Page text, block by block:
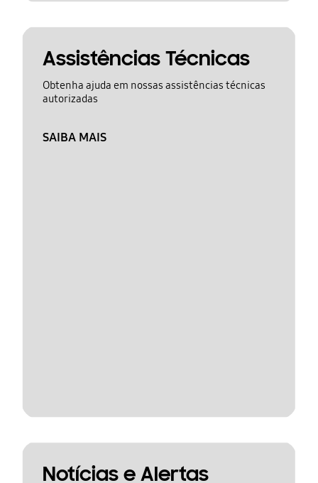
Assistências Técnicas
Obtenha ajuda em nossas assistências técnicas
autorizadas
SAIBA MAIS
Notícias e Alertas